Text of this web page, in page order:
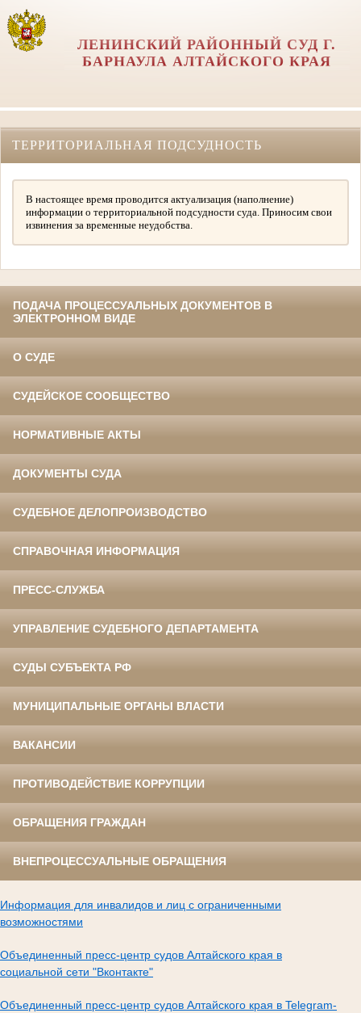
ЛЕНИНСКИЙ РАЙОННЫЙ СУД Г.
БАРНАУЛА АЛТАЙСКОГО КРАЯ
ТЕРРИТОРИАЛЬНАЯ ПОДСУДНОСТЬ
В настоящее время проводится актуализация (наполнение)
информации о территориальной подсудности суда. Приносим свои
извинения за временные неудобства.
ПОДАЧА ПРОЦЕССУАЛЬНЫХ ДОКУМЕНТОВ В
ЭЛЕКТРОННОМ ВИДЕ
О СУДЕ
СУДЕЙСКОЕ СООБЩЕСТВО
НОРМАТИВНЫЕ АКТЫ
ДОКУМЕНТЫ СУДА
СУДЕБНОЕ ДЕЛОПРОИЗВОДСТВО
СПРАВОЧНАЯ ИНФОРМАЦИЯ
ПРЕСС-СЛУЖБА
УПРАВЛЕНИЕ СУДЕБНОГО ДЕПАРТАМЕНТА
СУДЫ СУБЪЕКТА РФ
МУНИЦИПАЛЬНЫЕ ОРГАНЫ ВЛАСТИ
ВАКАНСИИ
ПРОТИВОДЕЙСТВИЕ КОРРУПЦИИ
ОБРАЩЕНИЯ ГРАЖДАН
ВНЕПРОЦЕССУАЛЬНЫЕ ОБРАЩЕНИЯ
Информация для инвалидов и лиц с ограниченными
возможностями
Объединенный пресс-центр судов Алтайского края в
социальной сети "Вконтакте"
Объединенный пресс-центр судов Алтайского края в Telegram-